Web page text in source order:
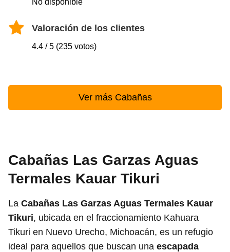
No disponible
Valoración de los clientes
4.4 / 5 (235 votos)
Ver más Cabañas
Cabañas Las Garzas Aguas
Termales Kauar Tikuri
La Cabañas Las Garzas Aguas Termales Kauar
Tikuri, ubicada en el fraccionamiento Kahuara
Tikuri en Nuevo Urecho, Michoacán, es un refugio
ideal para aquellos que buscan una escapada